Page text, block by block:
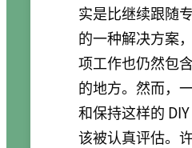
实是比继续跟随
的一种解决方案
项工作也仍然包
的地方。然而，
和保持这样的
该被认真评估。